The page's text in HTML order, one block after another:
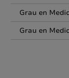
Grau en
Grau en